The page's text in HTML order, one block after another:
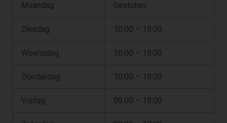
Maandag Gesloten
Dinsdag 10:00 – 18:00
Woensdag 10:00 – 18:00
Donderdag 10:00 – 18:00
Vrijdag 09:00 – 18:00